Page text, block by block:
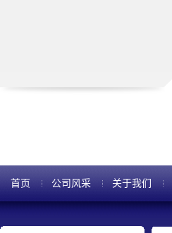
首页 公司风采 关于我们